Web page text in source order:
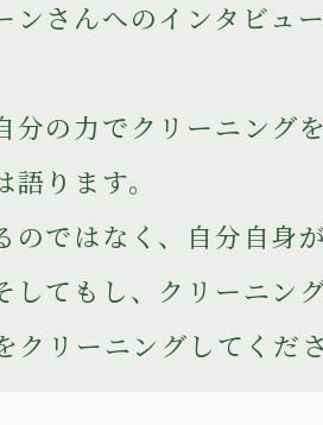
ンさんへのインタビュ
分の力でクリーニング
ります。
のではなく、自分自身
してもし、クリーニン
クリーニングしてくだ